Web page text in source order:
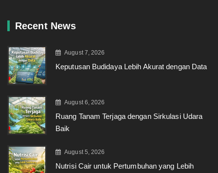
Recent News
August 7, 2026
Keputusan Budidaya Lebih Akurat dengan Data
August 6, 2026
Ruang Tanam Terjaga dengan Sirkulasi Udara
Baik
August 5, 2026
Nutrisi Cair untuk Pertumbuhan yang Lebih